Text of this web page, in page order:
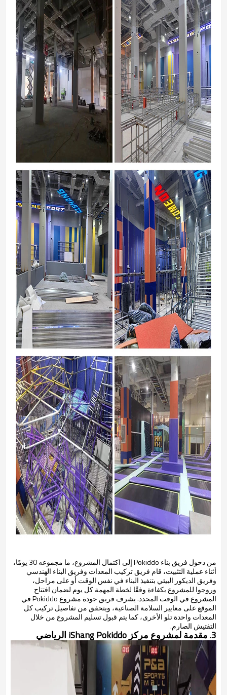
من دخول فريق بناء Pokiddo إلى اكتمال المشروع، ما مجموعه 30 يومًا،
أثناء عملية التثبيت، قام فريق تركيب المعدات وفريق البناء الهندسي
وفريق الديكور البيئي بتنفيذ البناء في نفس الوقت أو على مراحل،
وروجوا للمشروع بكفاءة وفقًا لخطة المهمة كل يوم لضمان افتتاح
المشروع في الوقت المحدد. يشرف فريق جودة مشروع Pokiddo في
الموقع على معايير السلامة الصناعية، ويتحقق من تفاصيل تركيب كل
المعدات واحدة تلو الأخرى، كما يتم قبول تسليم المشروع من خلال
التفتيش الصارم.
3. مقدمة لمشروع مركز iShang Pokiddo الرياضي